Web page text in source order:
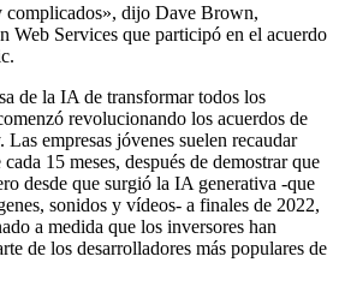
complicados», dijo Dave Brown,
Web Services que participó en el acuerdo
de la IA de transformar todos los
revolucionando los acuerdos de
empresas jóvenes suelen recaudar
15 meses, después de demostrar que
desde que surgió la IA generativa -que
sonidos y vídeos- a finales de 2022,
a medida que los inversores han
de los desarrolladores más populares de